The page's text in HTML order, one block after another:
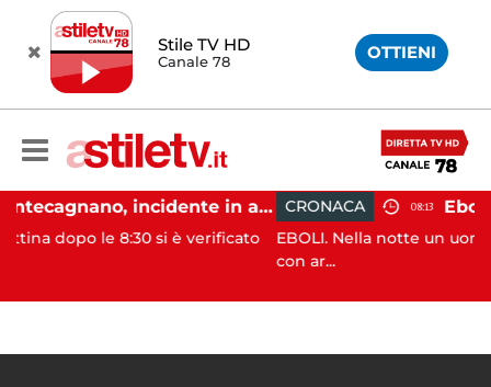
Stile TV HD
Canale 78 OTTIENI
Pontecagnano, incidente in autostrada: 5 giovani feriti
8:30 si è verificato
CRONACA 08:13
EBOLI. Nella notte un uomo e’ stato